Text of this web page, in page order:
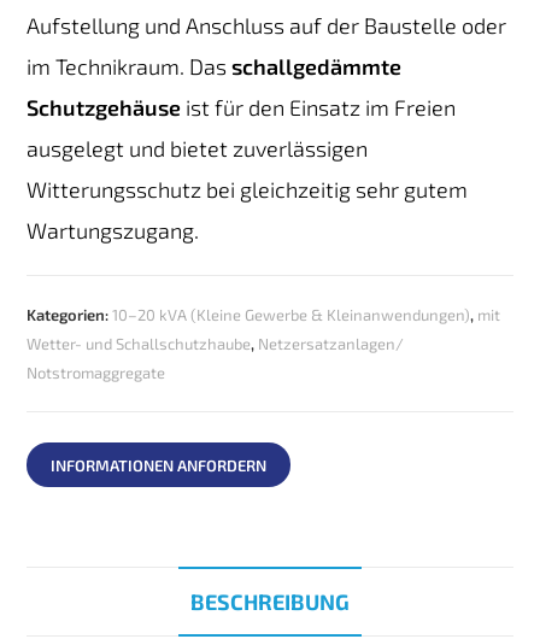
Aufstellung und Anschluss auf der Baustelle oder
im Technikraum. Dasschallgedämmte
Schutzgehäuse ist für den Einsatz im Freien
ausgelegt und bietet zuverlässigen
Witterungsschutz bei gleichzeitig sehr gutem
Wartungszugang.
Kategorien:10–20 kVA (Kleine Gewerbe & Kleinanwendungen), mit
Wetter- und Schallschutzhaube, Netzersatzanlagen/
Notstromaggregate
INFORMATIONEN ANFORDERN
BESCHREIBUNG